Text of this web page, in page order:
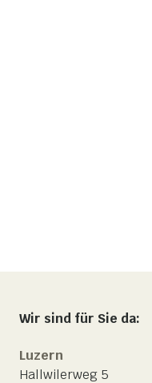
Wir sind für Sie da:
Luzern
Hallwilerweg 5